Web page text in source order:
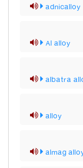
adnicalloy
Al alloy
albatra
alloy
almag